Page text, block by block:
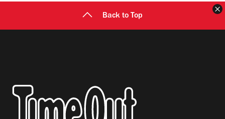
Back to Top